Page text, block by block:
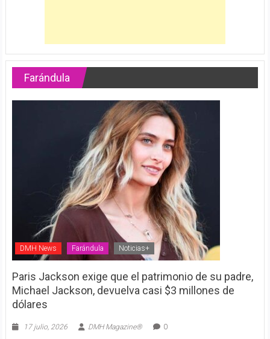
Farándula
DMH News Farándula Noticias+
Paris Jackson exige que el patrimonio de su padre,
Michael Jackson, devuelva casi $3 millones de
dólares
17 julio, 2026 DMH Magazine® 0